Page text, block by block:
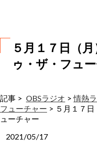
５月１７日（
ゥ・ザ・フュ
記事 > OBSラジオ >情熱
フューチャー > ５月１７
ューチャー
2021/05/17